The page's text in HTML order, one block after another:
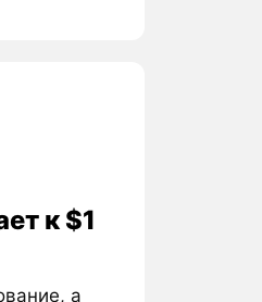
к $1
а